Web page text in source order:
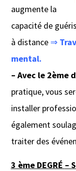
augmente la
capacité de
à distance ⇒
mental.
– Avec le 2ème
pratique, vous
installer prof
également
traiter des
3 ème DEGRÉ –